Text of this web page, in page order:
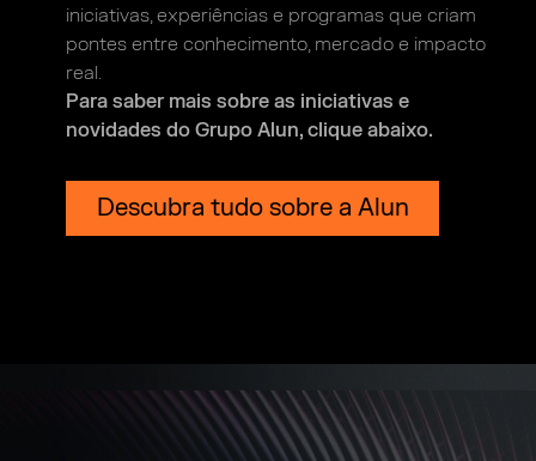
iniciativas,experiências e programas que criam
pontes entre conhecimento, mercado e impacto
real.
Para saber mais sobre as iniciativas e
novidades do Grupo Alun, clique abaixo.
Descubra tudo sobre a Alun